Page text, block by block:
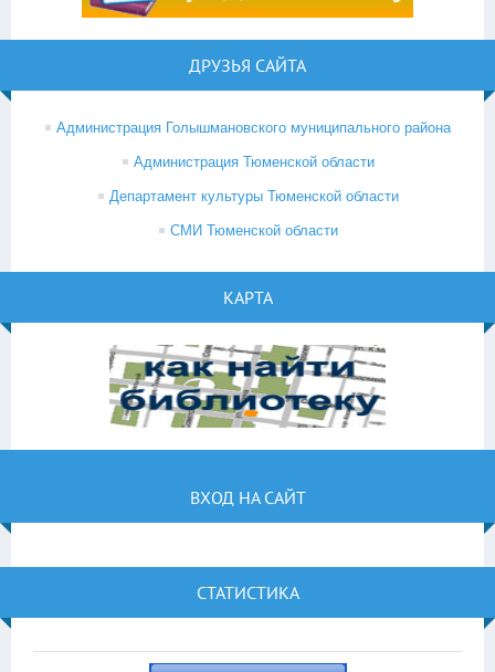
ДРУЗЬЯ САЙТА
Администрация Голышмановского муниципального района
Администрация Тюменской области
Департамент культуры Тюменской области
СМИ Тюменской области
КАРТА
ВХОД НА САЙТ
СТАТИСТИКА